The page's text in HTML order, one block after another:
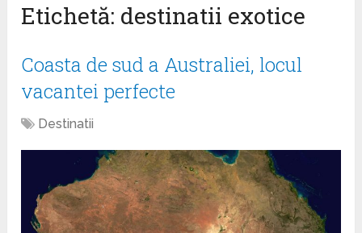
Etichetă: destinatii exotice
Coasta de sud a Australiei, locul
vacantei perfecte
Destinatii